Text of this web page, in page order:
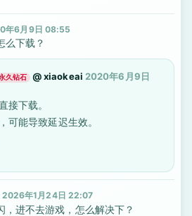
年6月9日 08:55
么下载？
久钻石 @xiaokeai 2020年6月9日
接下载。
可能导致延迟生效。
2026年1月24日 22:07
，进不去游戏，怎么解决下？